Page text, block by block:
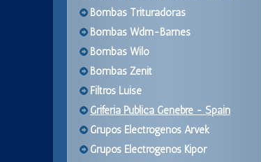
Bombas Trituradoras
Bombas Wdm-Barnes
Bombas Wilo
Bombas Zenit
Filtros Luise
Griferia Publica Genebre - Spain
Grupos Electrogenos Arvek
Grupos Electrogenos Kipor